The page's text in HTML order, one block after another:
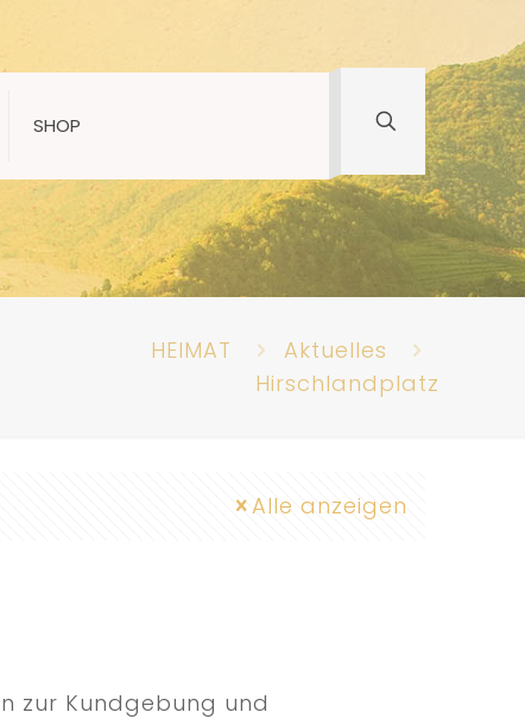
SHOP
HEIMAT
Aktuelles
Hirschlandplatz
Alle anzeigen
zur Kundgebung und